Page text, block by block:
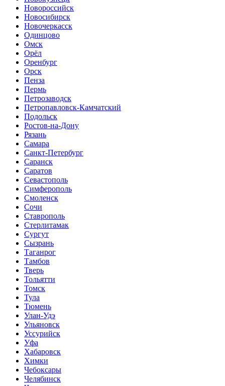
Новороссийск
Новосибирск
Новочеркасск
Одинцово
Омск
Орёл
Оренбург
Орск
Пенза
Пермь
Петрозаводск
Петропавловск-Камчатский
Подольск
Ростов-на-Дону
Рязань
Самара
Санкт-Петербург
Саранск
Саратов
Севастополь
Симферополь
Смоленск
Сочи
Ставрополь
Стерлитамак
Сургут
Сызрань
Таганрог
Тамбов
Тверь
Тольятти
Томск
Тула
Тюмень
Улан-Удэ
Ульяновск
Уссурийск
Уфа
Хабаровск
Химки
Чебоксары
Челябинск